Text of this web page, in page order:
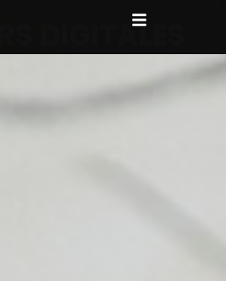
DIGITALES